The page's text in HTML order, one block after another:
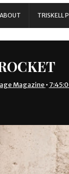
ABOUT TRISKELL
Magazine •